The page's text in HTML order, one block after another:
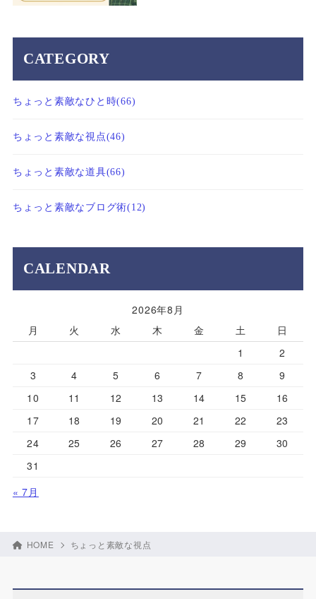
CATEGORY
ちょっと素敵なひと時(66)
ちょっと素敵な視点(46)
ちょっと素敵な道具(66)
ちょっと素敵なブログ術(12)
CALENDAR
2026年8月
月
火 水 木 金 土
日
1
2
3
4 5 6 7 8
9
10
11 12 13 14 15
16
17
18 19 20 21 22
23
24
25 26 27 28 29
30
31
« 7月
HOME ちょっと素敵な視点